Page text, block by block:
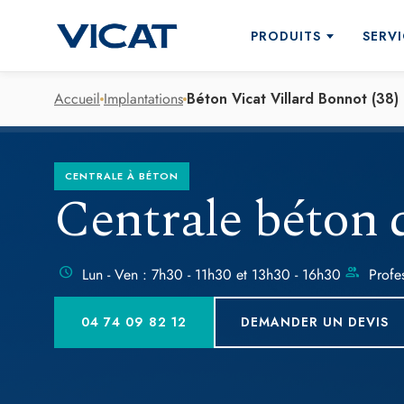
PRODUITS
Ciments pour la
Liants hydrauliques routiers
Accompagnement à la
Pompage du béton
Centrale mobile
Contrôle qualité
Transport et logistique
Qui sommes nous ?
Accueil Implantations Béton Vicat Villard Bonnot (38)
CENTRALE À BÉTON
Centrale béton
schedule Lun - Ven : 7h30 - 11h30 et 13h30 - 16h30 group
04 74 09 82 12 DEMANDER UN DEVIS